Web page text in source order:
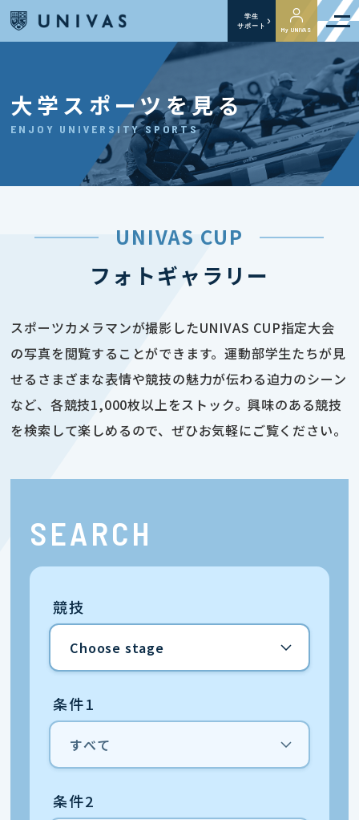
学生
サポート
My UNIVAS
大学スポーツを見る
ENJOY UNIVERSITY SPORTS
UNIVAS CUP
フォトギャラリー
スポーツカメラマンが撮影したUNIVAS CUP指定大会
の写真を閲覧することができます。運動部学生たちが見
せるさまざまな表情や競技の魅力が伝わる迫力のシーン
など、各競技1,000枚以上をストック。興味のある競技
を検索して楽しめるので、ぜひお気軽にご覧ください。
SEARCH
競技
条件1
条件2